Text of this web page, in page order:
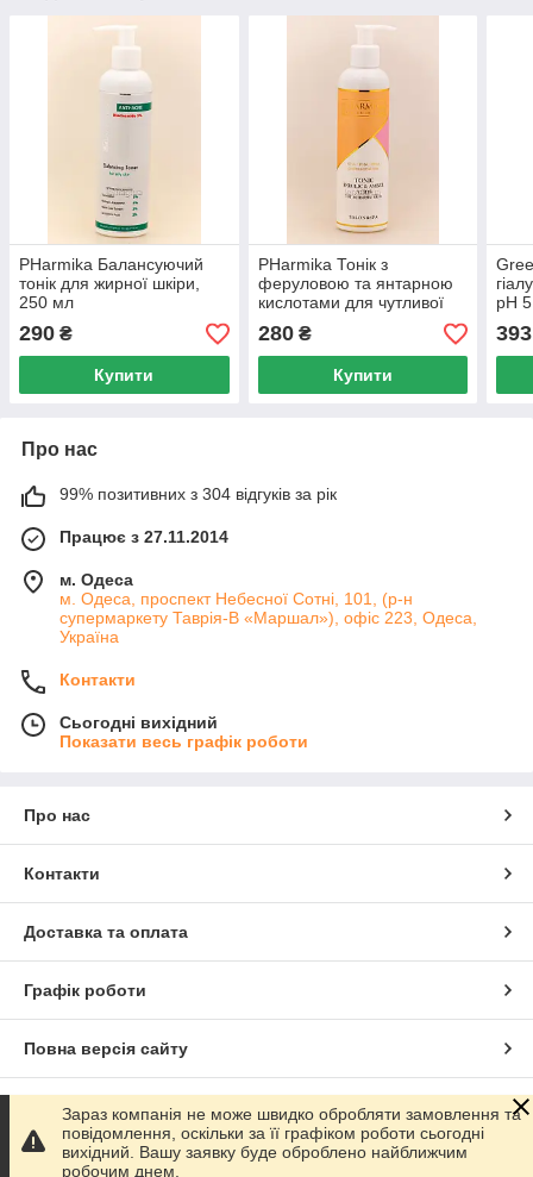
PHarmika Балансуючий
тонік для жирної шкіри,
250 мл
290 ₴
Купити
PHarmika Тонік з
феруловою та янтарною
кислотами для чутливої ​​
шкіри, 250 мл
280₴
Купити
pH
393
Про нас
99% позитивних з 304 відгуків за рік
Працює з 27.11.2014
м. Одеса
м. Одеса, проспект Небесної Сотні, 101, (р-н
супермаркету Таврія-В «Маршал»), офіс 223, Одеса,
Україна
Контакти
Сьогодні вихідний
Показати весь графік роботи
Про нас
Контакти
Доставка та оплата
Графік роботи
Повна версія сайту
Сайт створено на маркетплейсіProm.ua
Політика конфіденційності
Зараз компанія не може швидко обробляти замовлення та
повідомлення, оскільки за її графіком роботи сьогодні
вихідний. Вашу заявку буде оброблено найближчим
робочим днем.